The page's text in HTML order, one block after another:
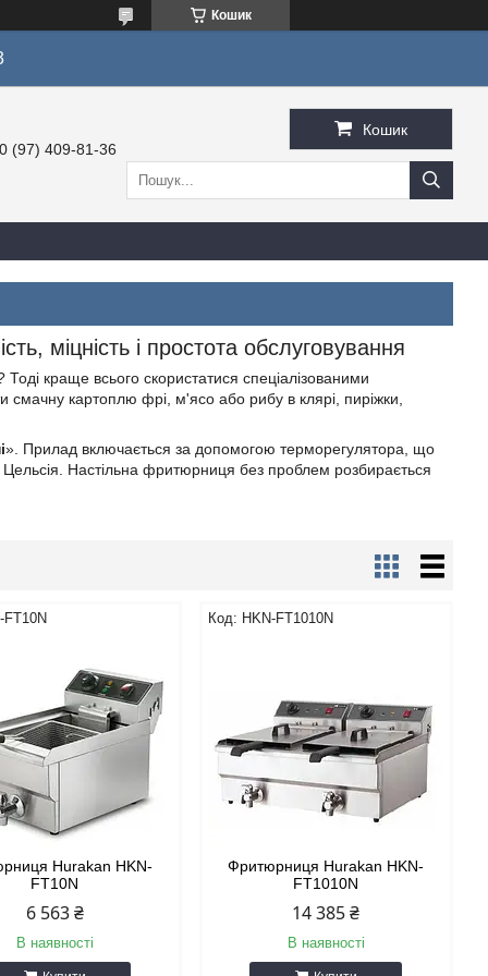
Кошик
(97) 409-81-36
Кошик
міцність і простота обслуговування
краще всього скористатися спеціалізованими
картоплю фрі, м'ясо або рибу в клярі, пиріжки,
». Прилад включається за допомогою терморегулятора, що
Настільна фритюрниця без проблем розбирається
FT10N
Hurakan HKN-
FT10N
6 563 ₴
В наявності
HKN-FT1010N
Фритюрниця Hurakan HKN-
FT1010N
14 385 ₴
В наявності